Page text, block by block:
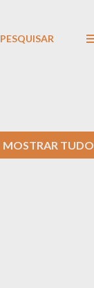
PESQUISAR
MOSTRAR TUDO